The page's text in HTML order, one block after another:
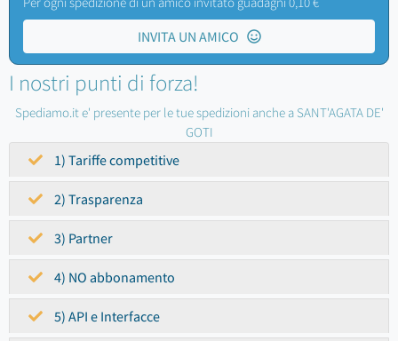
INVITA UN AMICO
I nostri punti di forza!
Spediamo.it e' presente per le tue spedizioni anche a SANT'AGATA DE'
GOTI
1) Tariffe competitive
2) Trasparenza
3) Partner
4) NO abbonamento
5) API e Interfacce